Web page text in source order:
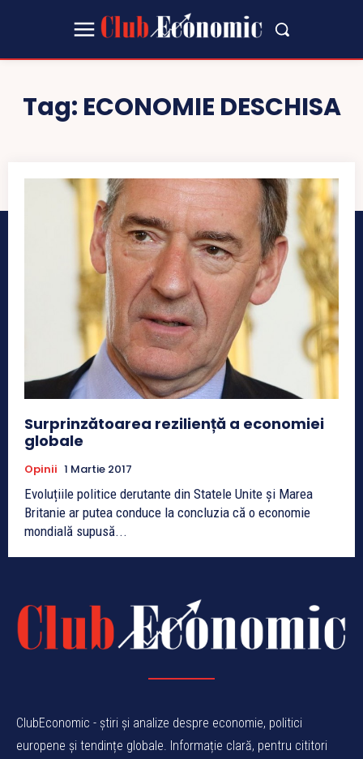
Tag: ECONOMIE DESCHISA
Surprinzătoarea reziliență a economiei
globale
Opinii 1 Martie 2017
Evoluțiile politice derutante din Statele Unite și Marea
Britanie ar putea conduce la concluzia că o economie
mondială supusă...
ClubEconomic - știri și analize despre economie, politici
europene și tendințe globale. Informație clară, pentru cititori